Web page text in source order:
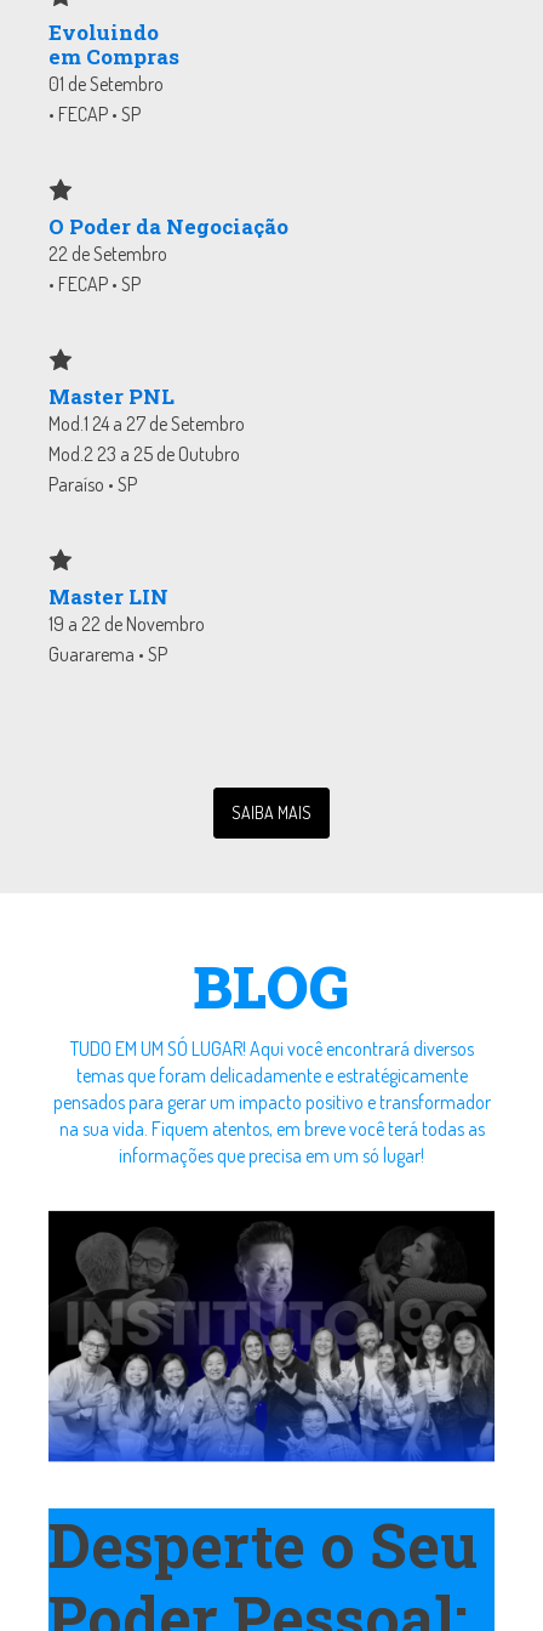
Evoluindo
em Compras
01 de Setembro
• FECAP • SP
O Poder da Negociação
22 de Setembro
• FECAP • SP
Master PNL
Mod.1 24 a 27 de Setembro
Mod.2 23 a 25 de Outubro
Paraíso • SP
Master LIN
19 a 22 de Novembro
Guararema • SP
SAIBA MAIS
BLOG
TUDO EM UM SÓ LUGAR! Aqui você encontrará diversos
temas que foram delicadamente e estratégicamente
pensados para gerar um impacto positivo e transformador
na sua vida. Fiquem atentos, em breve você terá todas as
informações que precisa em um só lugar!
Desperte o Seu